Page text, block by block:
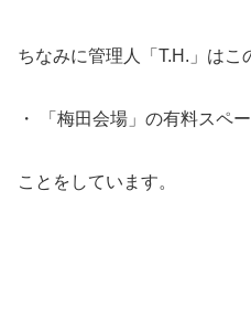
ちなみに管理人「T.H.」はこ
・ 「梅田会場」の有料スペ
ことをしています。